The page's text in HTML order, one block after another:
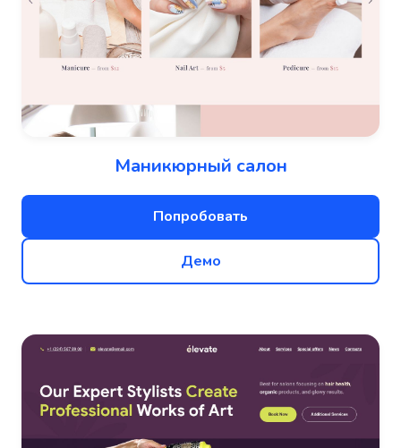
Маникюрный салон
Попробовать
Демо